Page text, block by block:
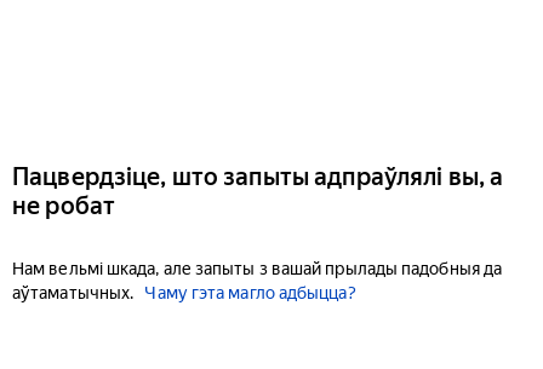
Пацвердзіце, што запыты адпраўлялі вы, а
не робат
Нам вельмі шкада, але запыты з вашай прылады падобныя да
аўтаматычных.
Чаму гэта магло адбыцца?